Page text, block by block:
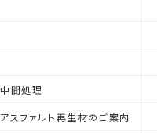
中間処理
アスファルト再生材のご案内